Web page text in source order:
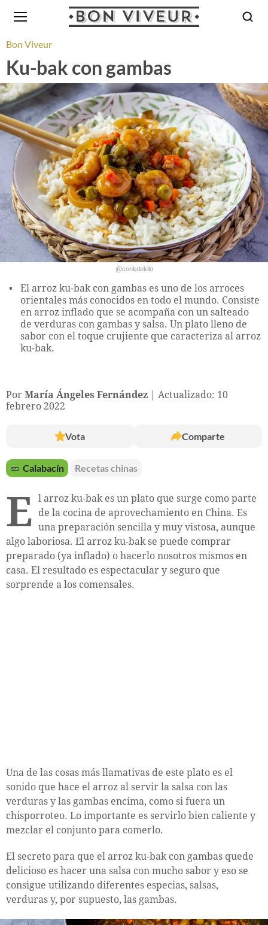
Bon Viveur
Ku-bak con gambas
@conkdekilo
El arroz ku-bak con gambas es uno de los arroces
orientales más conocidos en todo el mundo. Consiste
en arroz inflado que se acompaña con un salteado
de verduras con gambas y salsa. Un plato lleno de
sabor con el toque crujiente que caracteriza al arroz
ku-bak.
Por María Ángeles Fernández
Actualizado: 10
febrero 2022
Vota Comparte
🥒 Calabacín Recetas chinas
E l arroz ku-bak es un plato que surge como parte
de la cocina de aprovechamiento en China. Es
una preparación sencilla y muy vistosa, aunque
algo laboriosa. El arroz ku-bak se puede comprar
preparado (ya inflado) o hacerlo nosotros mismos en
casa. El resultado es espectacular y seguro que
sorprende a los comensales.
Una de las cosas más llamativas de este plato es el
sonido que hace el arroz al servir la salsa con las
verduras y las gambas encima, como si fuera un
chisporroteo. Lo importante es servirlo bien caliente y
mezclar el conjunto para comerlo.
El secreto para que el arroz ku-bak con gambas quede
delicioso es hacer una salsa con mucho sabor y eso se
consigue utilizando diferentes especias, salsas,
verduras y, por supuesto, las gambas.